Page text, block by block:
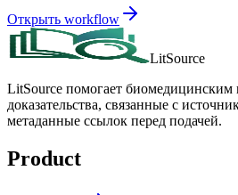
Открыть workflow
LitSource
LitSource помогает биомедицинским
доказательства, связанные с
метаданные ссылок перед подачей.
Product